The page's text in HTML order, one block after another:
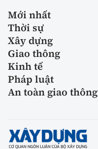
Mới nhất
Thời sự
Xây dựng
Giao thông
Kinh tế
Pháp luật
An toàn giao thông